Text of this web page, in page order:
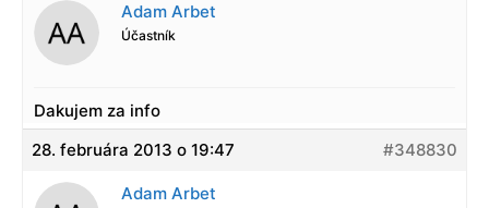
Adam Arbet
Účastník
Dakujem za info
28. februára 2013 o 19:47
#348830
Adam Arbet